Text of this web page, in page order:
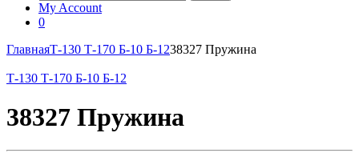
My Account
0
ГлавнаяТ-130 Т-170 Б-10 Б-1238327 Пружина
Т-130 Т-170 Б-10 Б-12
38327 Пружина